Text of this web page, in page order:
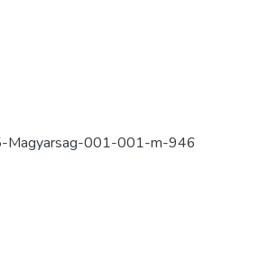
001-001-m-946